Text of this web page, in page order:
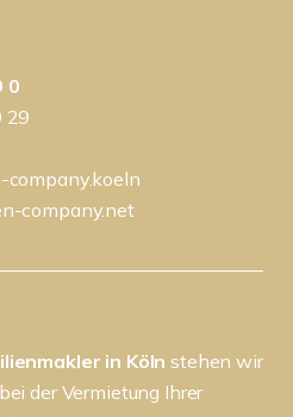
0
29
company.koeln
company.net
in Kölnstehen wir
der Vermietung Ihrer